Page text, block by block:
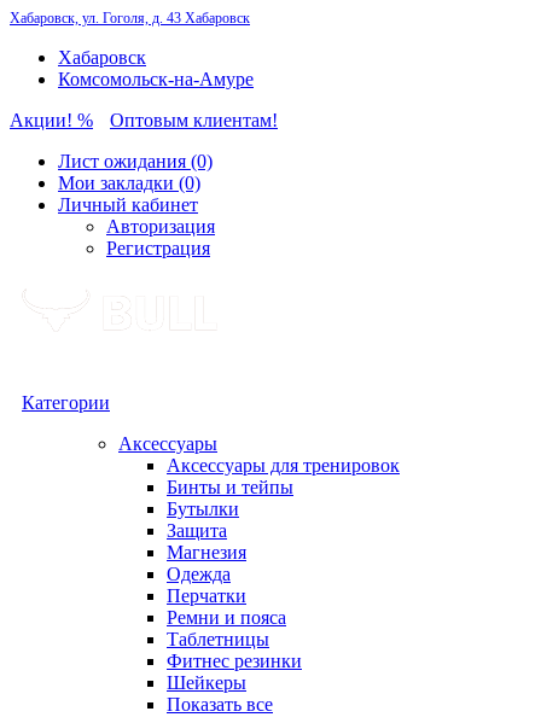
Хабаровск, ул. Гоголя, д. 43 Хабаровск
Хабаровск
Комсомольск-на-Амуре
Акции! %
Оптовым клиентам!
Лист ожидания (0)
Мои закладки (0)
Личный кабинет
Авторизация
Регистрация
Категории
Аксессуары
Аксессуары для тренировок
Бинты и тейпы
Бутылки
Защита
Магнезия
Одежда
Перчатки
Ремни и пояса
Таблетницы
Фитнес резинки
Шейкеры
Показать все